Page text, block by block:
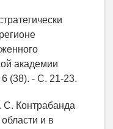
академии
(38). - С. 21-23.
Контрабанда
и в